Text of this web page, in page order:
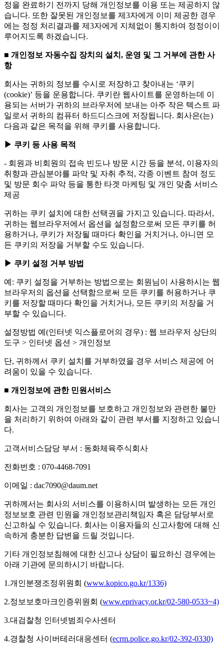
정을 완료하기 전까지 당해 개인정보를 이용 또는 제공하지 않
습니다. 또한 잘못된 개인정보를 제3자에게 이미 제공한 경우
에는 정정 처리결과를 제3자에게 지체없이 통지하여 정정이이
루어지도록 하겠습니다.
■ 개인정보 자동수집 장치의 설치, 운영 및 그 거부에 관한 사
항
회사는 귀하의 정보를 수시로 저장하고 찾아내는 ‘쿠키
(cookie)’ 등을 운용합니다. 쿠키란 웹사이트를 운영하는데 이
용되는 서버가 귀하의 브라우저에 보내는 아주 작은 텍스트 파
일로서 귀하의 컴퓨터 하드디스크에 저장됩니다. 회사은(는)
다음과 같은 목적을 위해 쿠키를 사용합니다.
▶ 쿠키 등 사용 목적
- 회원과 비회원의 접속 빈도나 방문 시간 등을 분석, 이용자의
취향과 관심분야를 파악 및 자취 추적, 각종 이벤트 참여 정도
및 방문 회수 파악 등을 통한 타겟 마케팅 및 개인 맞춤 서비스
제공
귀하는 쿠키 설치에 대한 선택권을 가지고 있습니다. 따라서,
귀하는 웹브라우저에서 옵션을 설정함으로써 모든 쿠키를 허
용하거나, 쿠키가 저장될 때마다 확인을 거치거나, 아니면 모
든 쿠키의 저장을 거부할 수도 있습니다.
▶ 쿠키 설정 거부 방법
예: 쿠키 설정을 거부하는 방법으로는 회원님이 사용하시는 웹
브라우저의 옵션을 선택함으로써 모든 쿠키를 허용하거나 쿠
키를 저장할 때마다 확인을 거치거나, 모든 쿠키의 저장을 거
부할 수 있습니다.
설정방법 예(인터넷 익스플로어의 경우) : 웹 브라우저 상단의
도구 > 인터넷 옵션 > 개인정보
단, 귀하께서 쿠키 설치를 거부하였을 경우 서비스 제공에 어
려움이 있을 수 있습니다.
■ 개인정보에 관한 민원서비스
회사는 고객의 개인정보를 보호하고 개인정보와 관련한 불만
을 처리하기 위하여 아래와 같이 관련 부서를 지정하고 있습니
다.
고객서비스담당 부서 : 동화체육주식회사
전화번호 : 070-4468-7091
이메일 : dac7090@daum.net
귀하께서는 회사의 서비스를 이용하시며 발생하는 모든 개인
정보보호 관련 민원을 개인정보관리책임자 혹은 담당부서로
신고하실 수 있습니다. 회사는 이용자들의 신고사항에 대해 신
속하게 충분한 답변을 드릴 것입니다.
기타 개인정보침해에 대한 신고나 상담이 필요하신 경우에는
아래 기관에 문의하시기 바랍니다.
1.개인분쟁조정위원회 (www.kopico.go.kr/1336)
2.정보보호마크인증위원회 (www.eprivacy.or.kr/02-580-0533~4)
3.대검찰청 인터넷범죄수사센터
4.경찰청 사이버테러대응센터 (ecrm.police.go.kr/02-392-0330)